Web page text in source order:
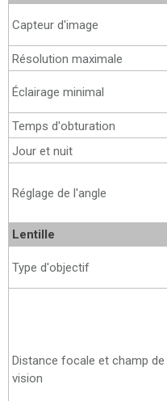
Capteur d'image
Résolution maximale
Éclairage minimal
Temps d'obturation
Jour et nuit
Réglage de l'angle
Lentille
Type d'objectif
Distance focale et champ de
vision